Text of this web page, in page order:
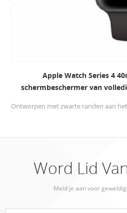
Apple Watch Series 4
schermbeschermer van
Word Lid
Meld je aan voor